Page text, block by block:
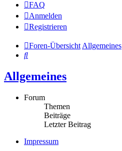
FAQ
Anmelden
Registrieren
Foren-ÜbersichtAllgemeines
Suche
Allgemeines
Forum
Themen
Beiträge
Letzter Beitrag
Impressum